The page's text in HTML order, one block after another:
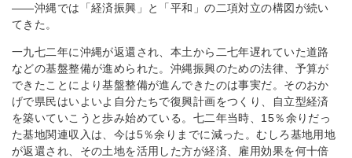
――沖縄では「経済振興」と「平和」の二項対立の構図が続い
てきた。
一九七二年に沖縄が返還され、本土から二七年遅れていた道路
などの基盤整備が進められた。沖縄振興のための法律、予算が
できたことにより基盤整備が進んできたのは事実だ。そのおか
げで県民はいよいよ自分たちで復興計画をつくり、自立型経済
を築いていこうと歩み始めている。七二年当時、15％余りだっ
た基地関連収入は、今は5％余りまでに減った。むしろ基地用地
が返還され、その土地を活用した方が経済、雇用効果を何十倍